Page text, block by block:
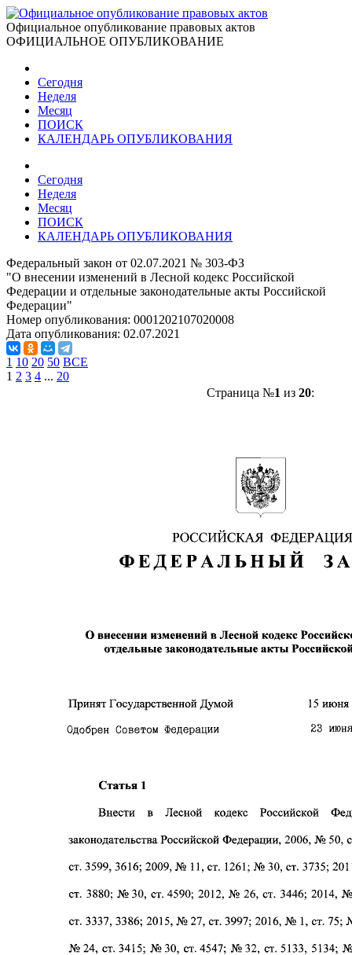
Официальное опубликование правовых актов
ОФИЦИАЛЬНОЕ ОПУБЛИКОВАНИЕ
Сегодня
Неделя
Месяц
ПОИСК
КАЛЕНДАРЬ ОПУБЛИКОВАНИЯ
Сегодня
Неделя
Месяц
ПОИСК
КАЛЕНДАРЬ ОПУБЛИКОВАНИЯ
Федеральный закон от 02.07.2021 № 303-ФЗ
"О внесении изменений в Лесной кодекс Российской
Федерации и отдельные законодательные акты Российской
Федерации"
Номер опубликования: 0001202107020008
Дата опубликования: 02.07.2021
1 10 20 50 ВСЕ
1 2 3 4 ... 20
Страница №1 из 20: